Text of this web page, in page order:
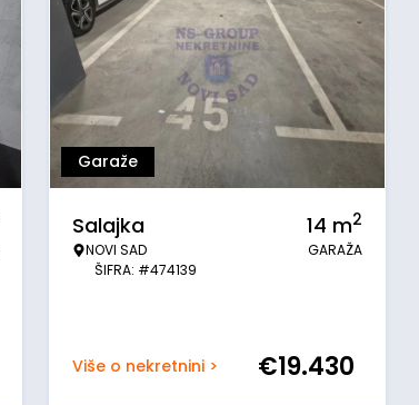
Garaže
Salajka
NOVI SAD
ŠIFRA: #474139
14 m2
GARAŽA
Više o nekretnini > €19.430